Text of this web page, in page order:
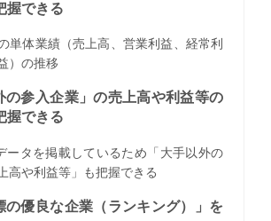
握できる
単体業績（売上高、営業利益、経常利
）の推移
の参入企業」の売上高や利益等の
握できる
ータを掲載しているため「大手以外の
高や利益等」も把握できる
の優良な企業（ランキング）」を